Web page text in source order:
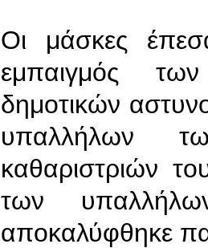
Οι μάσκες
εμπαιγμός
δημοτικών
υπαλλήλων
καθαριστριών
των
αποκαλύφθηκε